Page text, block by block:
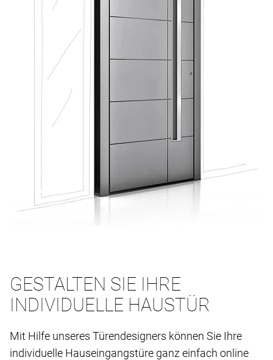
GESTALTEN SIE IHRE
INDIVIDUELLE HAUSTÜR
Mit Hilfe unseres Türendesigners können Sie Ihre
individuelle Hauseingangstüre ganz einfach online